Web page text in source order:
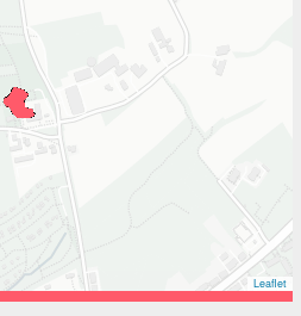
Leaflet